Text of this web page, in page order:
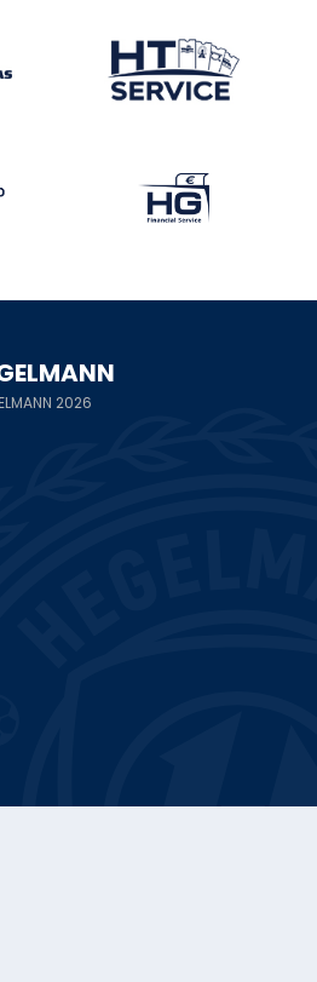
2026